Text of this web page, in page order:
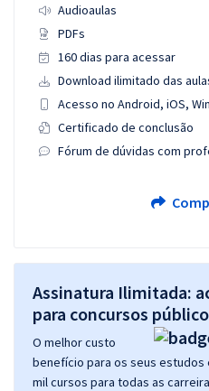
Audioaulas
PDFs
160 dias para acessar
Download ilimitado das
Acesso no Android, iOS,
Certificado de conclusão
Fórum de dúvidas com
Assinatura Ilimitada:
para concursos
O melhor custo
benefício para os seus estudos
mil cursos para todas as